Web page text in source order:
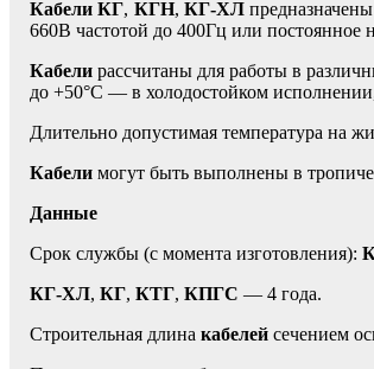
Кабели КГ, КГН,КГ-ХЛ
660В частотой до 400Гц или постоянное
Кабели рассчитаны для работы в
до +50°С — в холодостойком
Длительно допустимая температура на
Кабели могут быть выполнены в
Данные
Срок службы (с момента изготовления):
КГ-ХЛ, КГ, КТГ, КПГС — 4 года.
Строительная длина кабелей сечением